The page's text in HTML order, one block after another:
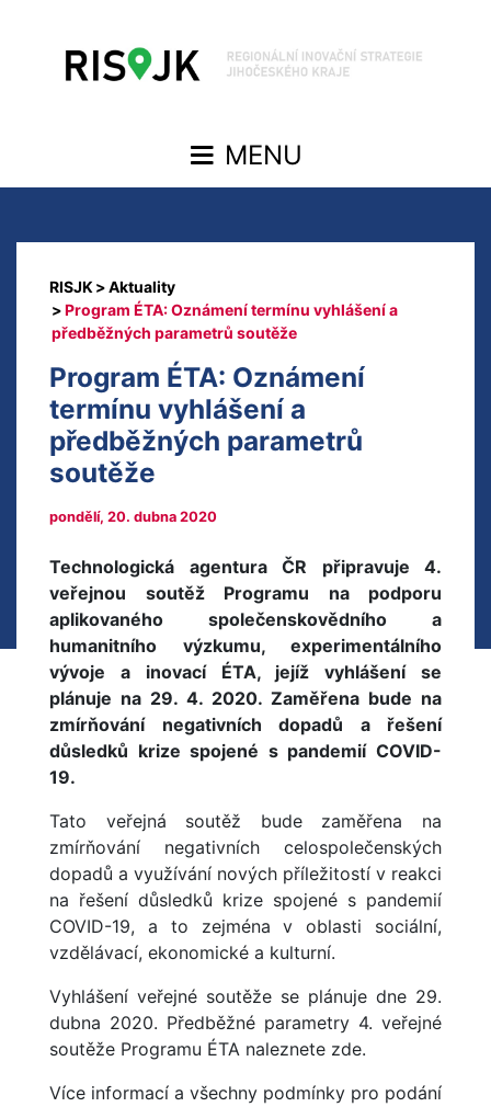
Aktuality
Program ÉTA: Oznámení termínu vyhlášení a
předběžných parametrů soutěže
Program ÉTA: Oznámení
termínu vyhlášení a
předběžných parametrů
soutěže
pondělí, 20. dubna 2020
Technologická agentura ČR připravuje 4.
veřejnou soutěž Programu na podporu
aplikovaného společenskovědního a
humanitního výzkumu, experimentálního
vývoje a inovací ÉTA, jejíž vyhlášení se
plánuje na 29. 4. 2020. Zaměřena bude na
zmírňování negativních dopadů a řešení
důsledků krize spojené s pandemií COVID-
19.
Tato veřejná soutěž bude zaměřena na
zmírňování negativních celospolečenských
dopadů a využívání nových příležitostí v reakci
na řešení důsledků krize spojené s pandemií
COVID-19, a to zejména v oblasti sociální,
vzdělávací, ekonomické a kulturní.
Vyhlášení veřejné soutěže se plánuje dne 29.
dubna 2020. Předběžné parametry 4. veřejné
soutěže Programu ÉTA naleznete zde.
Více informací a všechny podmínky pro podání